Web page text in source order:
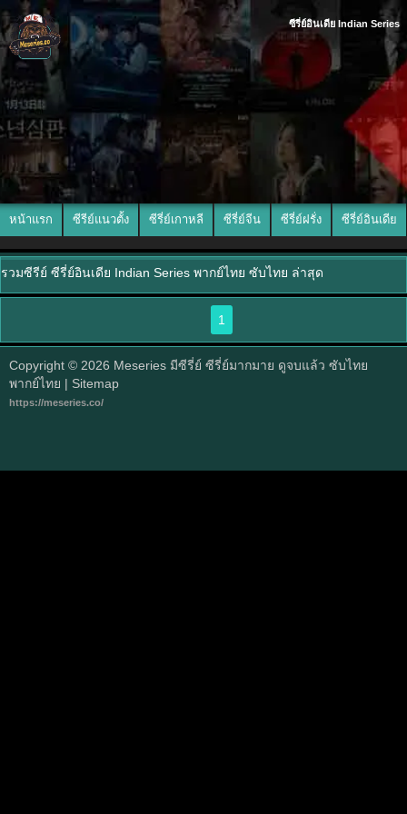
ซีรี่ย์อินเดีย Indian Series
หน้าแรก ซีรีย์แนวตั้ง ซีรี่ย์เกาหลี ซีรี่ย์จีน ซีรี่ย์ฝรั่ง ซีรี่ย์อินเดีย
รวมซีรีย์ ซีรี่ย์อินเดีย Indian Series พากย์ไทย ซับไทย ล่าสุด
1
Copyright © 2026 Meseries มีซีรี่ย์ ซีรี่ย์มากมาย ดูจบแล้ว ซับไทย
พากย์ไทย | Sitemap
https://meseries.co/